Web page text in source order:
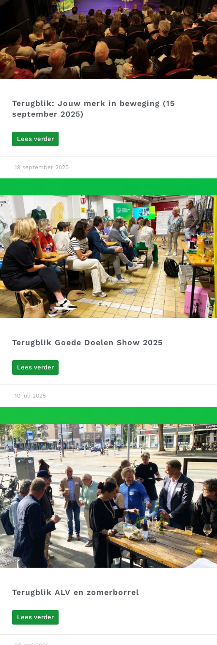
Terugblik: Jouw merk in beweging (15
september 2025)
Lees verder
19 september 2025
Terugblik Goede Doelen Show 2025
Lees verder
10 juli 2025
Terugblik ALV en zomerborrel
Lees verder